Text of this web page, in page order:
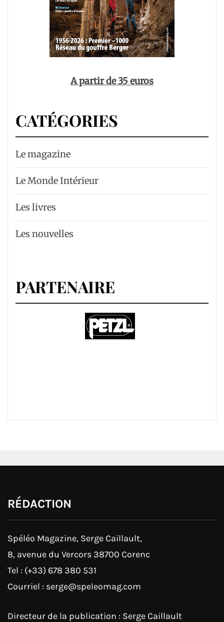
A partir de 35 euros
CATÉGORIES
Le magazine
Le Monde Intérieur
Les livres
Les nouvelles
PARTENAIRE
RÉDACTION
Spéléo Magazine, Serge Caillault,
8, avenue du Vercors 38700 Corenc
Tel : (+33) 678 380 531
Courriel : serge@speleomag.com
Directeur de la publication : Serge Caillault